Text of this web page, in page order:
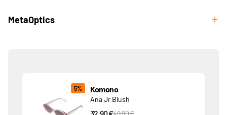
MetaOptics
5% Komono
Ana Jr Blush
PVC Price
49,90 €